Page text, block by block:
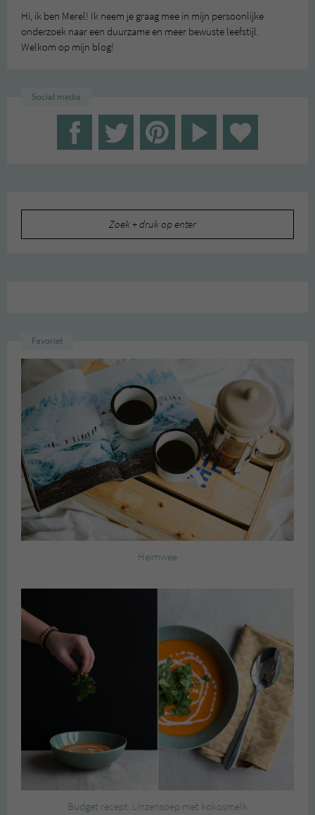
Hi, ik ben Merel! Ik neem je graag mee in mijn persoonlijke
onderzoek naar een duurzame en meer bewuste leefstijl.
Welkom op mijn blog!
Social media
Favoriet
Heimwee
Budget recept: Linzensoep met kokosmelk